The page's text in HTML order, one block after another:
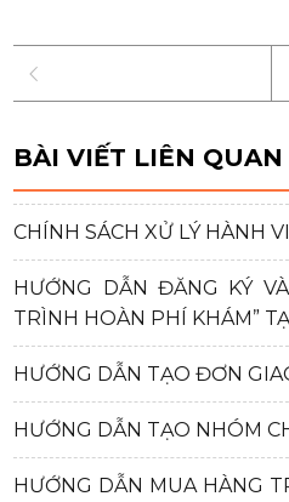
BÀI VIẾT LIÊN QUAN
CHÍNH SÁCH XỬ LÝ HÀNH
HƯỚNG DẪN ĐĂNG KÝ
TRÌNH HOÀN PHÍ KHÁM”
HƯỚNG DẪN TẠO ĐƠN
HƯỚNG DẪN TẠO NHÓM
HƯỚNG DẪN MUA HÀNG